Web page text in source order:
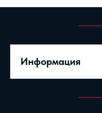
Информация